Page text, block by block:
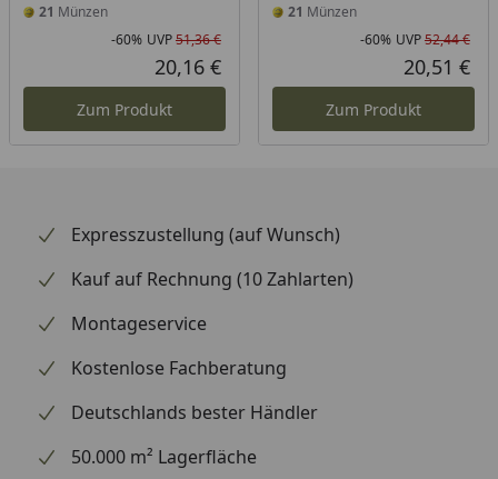
21 Münzen
Rabatt in Prozent
-60%
Ursprünglicher Preis
UVP51,36 €
Aktueller Preis
20,16 €
Zum Produkt
21 Münzen
-60% UVP52,44 €
20,51 €
Zum Produkt
Expresszustellung (auf Wunsch)
Kauf auf Rechnung (10 Zahlarten)
Montageservice
Kostenlose Fachberatung
Deutschlands bester Händler
50.000 m² Lagerfläche